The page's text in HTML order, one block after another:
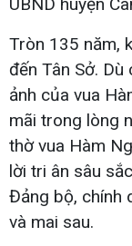
Tròn 135 năm,
đến Tân Sở.
ảnh của vua
mãi trong lòng
thờ vua Hàm
lời tri ân sâu
Đảng bộ, chính
và mai sau.